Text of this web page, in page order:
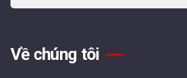
Về chúng tôi